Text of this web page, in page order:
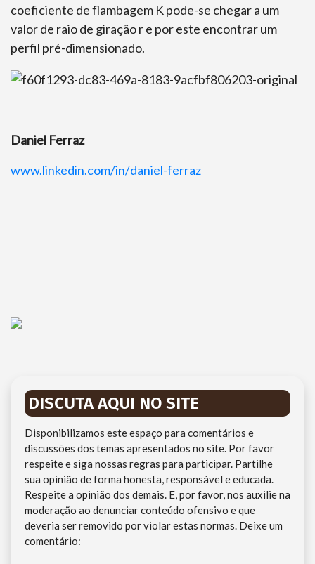
coeficiente de flambagem K pode-se chegar a um
valor de raio de giração r e por este encontrar um
perfil pré-dimensionado.
Daniel Ferraz
www.linkedin.com/in/daniel-ferraz
DISCUTA AQUI NO SITE
Disponibilizamos este espaço para comentários e
discussões dos temas apresentados no site. Por favor
respeite e siga nossas regras para participar. Partilhe
sua opinião de forma honesta, responsável e educada.
Respeite a opinião dos demais. E, por favor, nos auxilie na
moderação ao denunciar conteúdo ofensivo e que
deveria ser removido por violar estas normas. Deixe um
comentário: